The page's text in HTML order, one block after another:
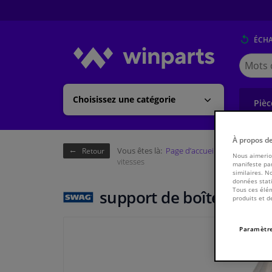
Choisissez une catégorie
Chercher
Retour Vous êtes là: Page d’accueil
vitesses
support de boîte de
À propos
Nous
manifeste
similaires.
données
Tous ces
produits et